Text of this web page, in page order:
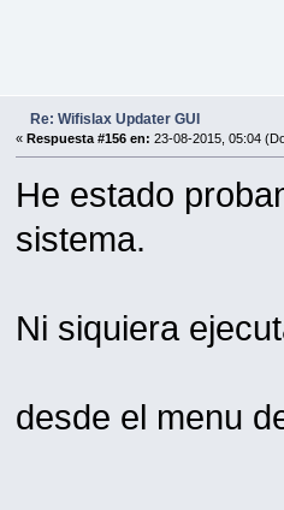
Re: Wifislax Updater GUI
« Respuesta #156 en: 23-08-2015, 05:04
He estado
sistema.
Ni siquiera
desde el menu